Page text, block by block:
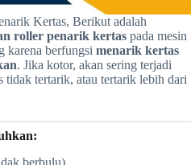
Kertas, Berikut adalah
roller penarik kertas pada mesin
karena berfungsi menarik kertas
. Jika kotor, akan sering terjadi
tidak tertarik, atau tertarik lebih dari
berbulu)